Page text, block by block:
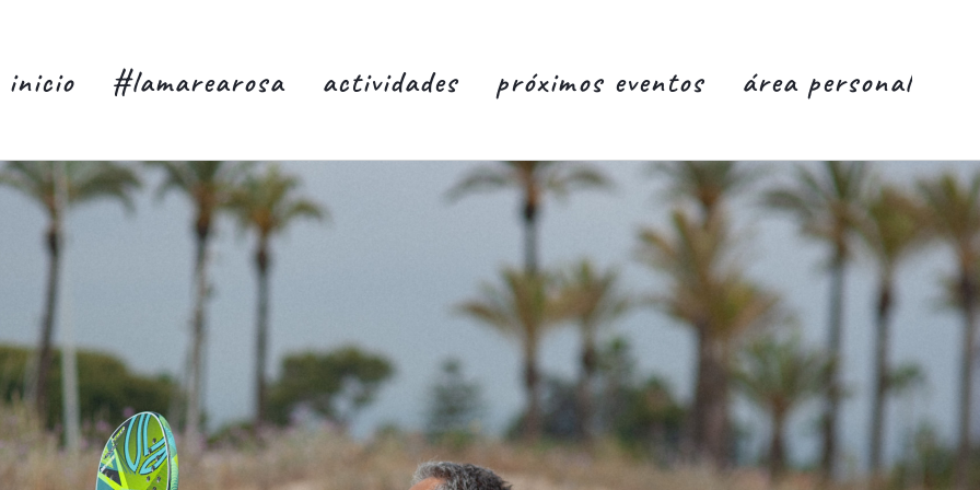
inicio #lamarearosa actividades próximos eventos área personal